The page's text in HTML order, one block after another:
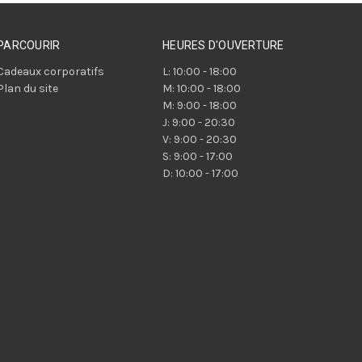
corporatifs
du site
HEURES D'OUVERTURE
L: 10:00 - 18:00
M: 10:00 - 18:00
M: 9:00 - 18:00
J: 9:00 - 20:30
V: 9:00 - 20:30
S: 9:00 - 17:00
D: 10:00 - 17:00